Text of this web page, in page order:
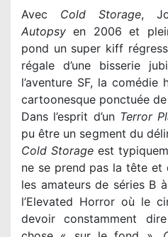
Avec Cold Storage,
Autopsy en 2006 et
pond un super kiff
régale d’une bisserie
l’aventure SF, la comédie
cartoonesque ponctuée
Dans l’esprit d’un Terror
Cold Storage est
ne se prend pas la tête
les amateurs de séries B à
l’Elevated Horror où le
devoir constamment